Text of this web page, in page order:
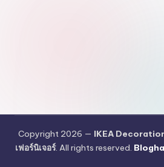
Copyright 2026 — IKEA
เฟอร์นิเจอร์. All rights reserved.